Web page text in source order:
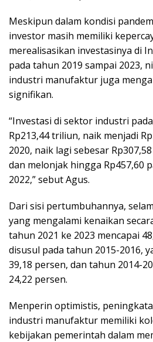
Meskipun dalam kondisi
investor masih memiliki
merealisasikan investasinya di
pada tahun 2019 sampai 2023,
industri manufaktur juga
signifikan.
“Investasi di sektor industri
Rp213,44 triliun, naik menjadi
2020, naik lagi sebesar
dan melonjak hingga Rp457,60
2022,” sebut Agus.
Dari sisi pertumbuhannya,
yang mengalami kenaikan
tahun 2021 ke 2023 mencapai
disusul pada tahun 2015-2016,
39,18 persen, dan tahun 2014-
24,22 persen.
Menperin optimistis,
industri manufaktur memiliki
kebijakan pemerintah dalam